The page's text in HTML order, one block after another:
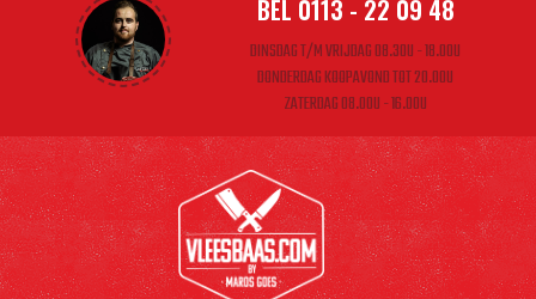
BEL 0113 - 22 09 48
DINSDAG T/M VRIJDAG 08.30U - 18.00U
DONDERDAG KOOPAVOND TOT 20.00U
ZATERDAG 08.00U - 16.00U